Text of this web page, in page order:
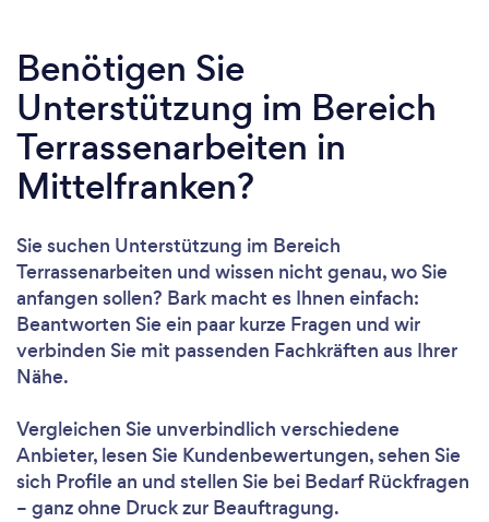
Benötigen Sie
Unterstützung im Bereich
Terrassenarbeiten in
Mittelfranken?
Sie suchen Unterstützung im Bereich
Terrassenarbeiten und wissen nicht genau, wo Sie
anfangen sollen? Bark macht es Ihnen einfach:
Beantworten Sie ein paar kurze Fragen und wir
verbinden Sie mit passenden Fachkräften aus Ihrer
Nähe.
Vergleichen Sie unverbindlich verschiedene
Anbieter, lesen Sie Kundenbewertungen, sehen Sie
sich Profile an und stellen Sie bei Bedarf Rückfragen
– ganz ohne Druck zur Beauftragung.